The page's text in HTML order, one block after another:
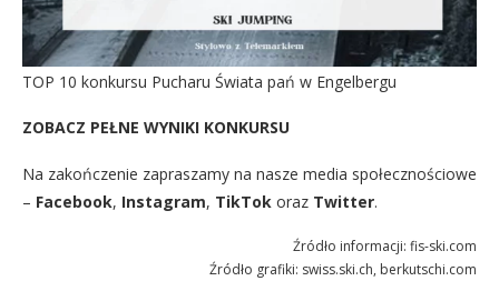
TOP 10 konkursu Pucharu Świata pań w Engelbergu
ZOBACZ PEŁNE WYNIKI KONKURSU
Na zakończenie zapraszamy na nasze media społecznościowe
– Facebook, Instagram, TikTok oraz Twitter.
Źródło informacji: fis-ski.com
Źródło grafiki: swiss.ski.ch, berkutschi.com